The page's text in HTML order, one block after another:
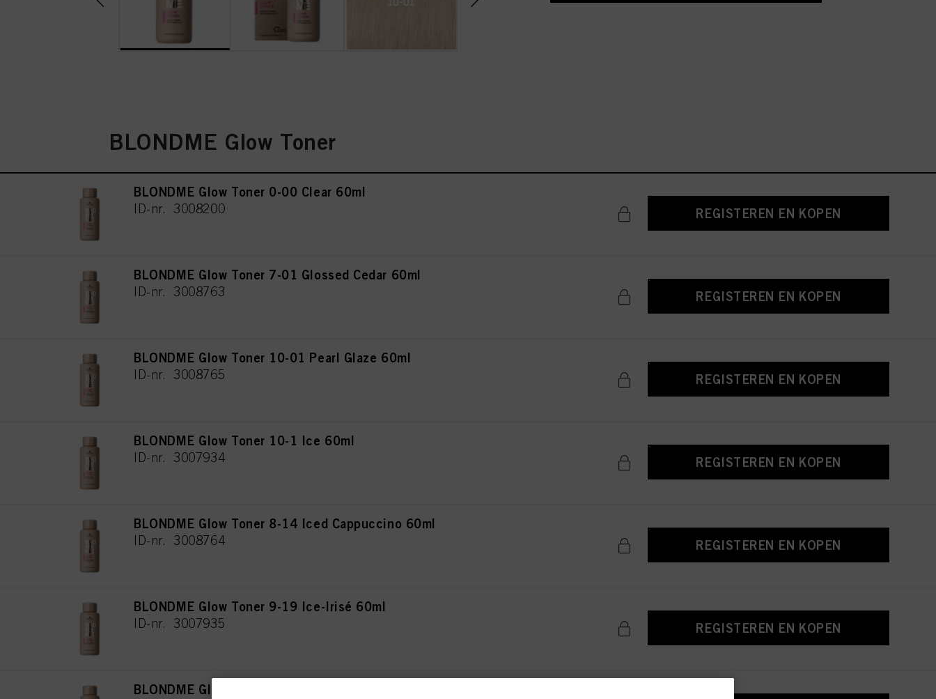
BLONDME Glow Toner
BLONDME Glow Toner 0-00 Clear 60ml
ID-nr. 3008200 REGISTEREN EN KOPEN
BLONDME Glow Toner 7-01 Glossed Cedar 60ml
ID-nr. 3008763 REGISTEREN EN KOPEN
BLONDME Glow Toner 10-01 Pearl Glaze 60ml
ID-nr. 3008765 REGISTEREN EN KOPEN
BLONDME Glow Toner 10-1 Ice 60ml
ID-nr. 3007934 REGISTEREN EN KOPEN
BLONDME Glow Toner 8-14 Iced Cappuccino 60ml
ID-nr. 3008764 REGISTEREN EN KOPEN
BLONDME Glow Toner 9-19 Ice-Irisé 60ml
ID-nr. 3007935 REGISTEREN EN KOPEN
BLONDME Glow Toner 9-21 Steel 60ml